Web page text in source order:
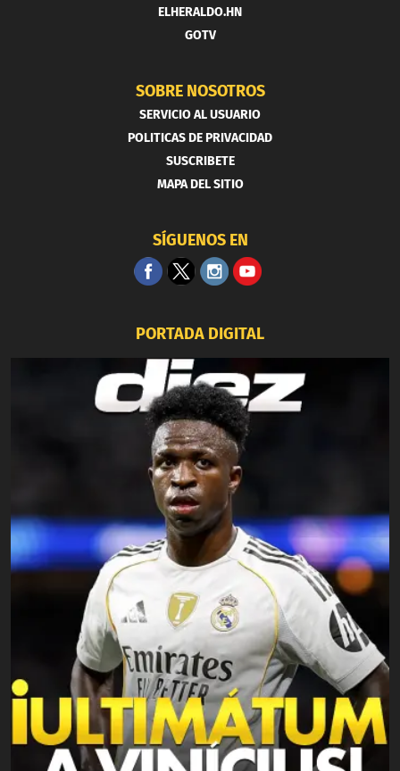
ELHERALDO.HN
GOTV
SOBRE NOSOTROS
SERVICIO AL USUARIO
POLITICAS DE PRIVACIDAD
SUSCRIBETE
MAPA DEL SITIO
SÍGUENOS EN
PORTADA DIGITAL